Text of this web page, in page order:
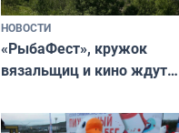
НОВОСТИ
«РыбаФест», кружок
вязальщиц и кино ждут